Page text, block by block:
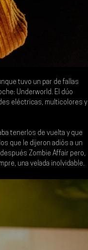
tuvo un par de fallas
Underworld. El dúo
eléctricas, multicolores y
tenerlos de vuelta y que
que le dijeron adiós a un
Zombie Affair pero,
una velada inolvidable.